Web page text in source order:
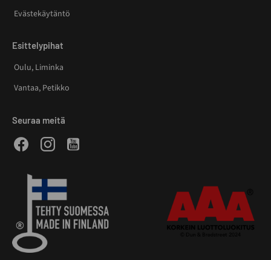
Evästekäytäntö
Esittelypihat
Oulu, Liminka
Vantaa, Petikko
Seuraa meitä
FacebookInstagramYoutube